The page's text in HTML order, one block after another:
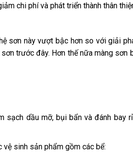
chi phí và phát triển thành thân
sơn này vượt bậc hơn so với giải
trước đây. Hơn thế nữa màng
sạch dầu mỡ, bụi bẩn và đánh bay
sinh sản phẩm gồm các bể: